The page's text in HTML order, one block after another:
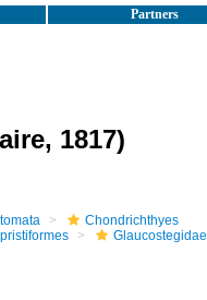
Partners
1817)
Chondrichthyes
Glaucostegidae